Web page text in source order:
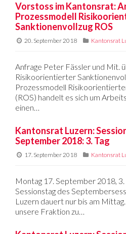
Vorstoss im Kantonsrat:
Prozessmodell
Sanktionenvollzug ROS
20. September 2018 Kantonsrat
Anfrage Peter Fässler und Mit.
Risikoorientierter
Prozessmodell
(ROS) handelt es sich um
einen…
Kantonsrat Luzern:
September 2018: 3. Tag
17. September 2018 Kantonsrat
Montag 17. September 2018,
Sessionstag des
Luzern dauert nur bis am
unsere Fraktion zu…